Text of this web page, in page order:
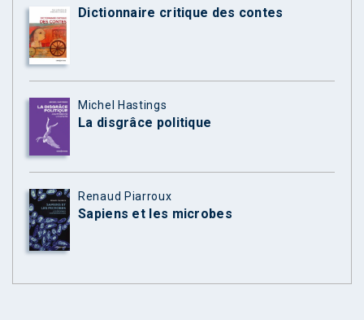
Dictionnaire critique des contes
Michel Hastings
La disgrâce politique
Renaud Piarroux
Sapiens et les microbes